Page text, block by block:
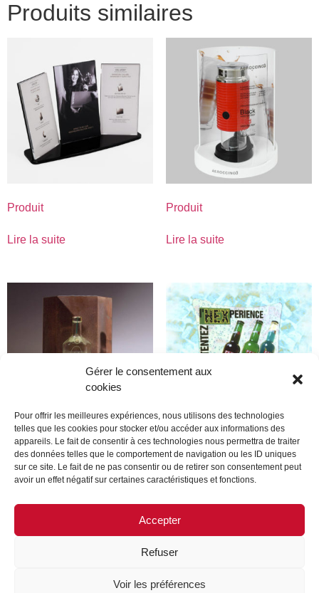
Gérer le consentement aux
cookies
Pour offrir les meilleures expériences, nous utilisons des technologies
telles que les cookies pour stocker et/ou accéder aux informations des
appareils. Le fait de consentir à ces technologies nous permettra de traiter
des données telles que le comportement de navigation ou les ID uniques
sur ce site. Le fait de ne pas consentir ou de retirer son consentement peut
avoir un effet négatif sur certaines caractéristiques et fonctions.
Accepter
Refuser
Voir les préférences
Produits similaires
Produit
Lire la suite
Produit
Lire la suite
Produit
Lire la suite
Produit
Lire la suite